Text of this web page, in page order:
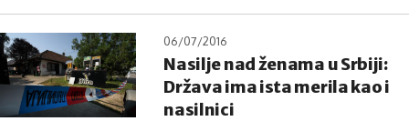
06/07/2016
Nasilje nad ženama u Srbiji:
Država ima ista merila kao i
nasilnici